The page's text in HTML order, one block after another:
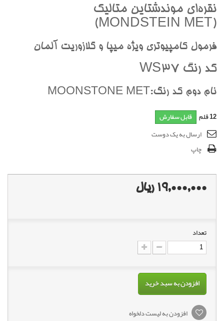
نقره‌اي موندشتاين متاليک
(MONDSTEIN MET)
فرمول کامپيوتري ويژه ميپا و گلازوريت آلمان
کد رنگ WS37
نام دوم کد رنگ:MOONSTONE MET
12قلم قابل سفارش
ارسال به یک دوست
چاپ
19,000,000 ریال
تعداد
افزودن به سبد خرید
افزودن به لیست دلخواه